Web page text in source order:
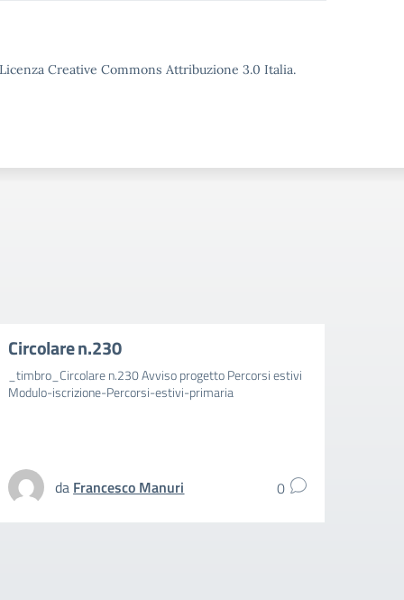
Creative Commons Attribuzione 3.0 Italia.
Circolare n.230
_timbro_Circolare n.230 Avviso progetto Percorsi estivi
Modulo-iscrizione-Percorsi-estivi-primaria
da Francesco Manuri 0